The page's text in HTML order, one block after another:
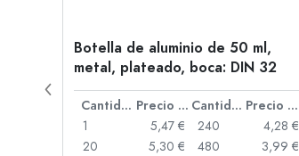
Botella de aluminio de 50 ml,
metal, plateado, boca: DIN 32
Cantidad Precio por unidad Cantidad
Precio por unidad
1
5,47 €
20
5,30 €
240
4,28 €
480
3,99 €